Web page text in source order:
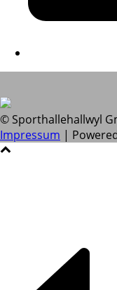
© Sporthallehallwyl
Impressum |